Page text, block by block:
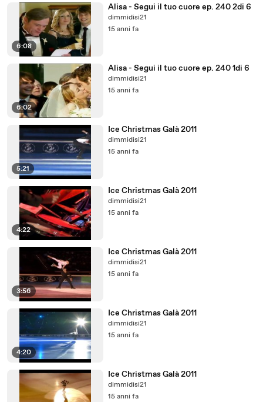
6:08
Alisa - Segui il tuo cuore ep. 240 2di 6
dimmidisi21
15 anni fa
6:02
Alisa - Segui il tuo cuore ep. 240 1di 6
dimmidisi21
15 anni fa
5:21
Ice Christmas Galà 2011
dimmidisi21
15 anni fa
4:22
Ice Christmas Galà 2011
dimmidisi21
15 anni fa
3:56
Ice Christmas Galà 2011
dimmidisi21
15 anni fa
4:20
Ice Christmas Galà 2011
dimmidisi21
15 anni fa
Ice Christmas Galà 2011
dimmidisi21
15 anni fa